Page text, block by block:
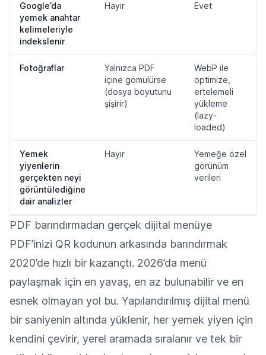
Google’da
yemek anahtar
kelimeleriyle
indekslenir
Hayır Evet
Fotoğraflar
Yalnızca PDF
içine gömülürse
(dosya boyutunu
şişirir)
WebP ile
optimize,
ertelemeli
yükleme
(lazy-
loaded)
Yemek
yiyenlerin
gerçekten neyi
görüntülediğine
dair analizler
Hayır
Yemeğe özel
görünüm
verileri
PDF barındırmadan gerçek dijital menüye
PDF’inizi QR kodunun arkasında barındırmak
2020’de hızlı bir kazançtı. 2026’da menü
paylaşmak için en yavaş, en az bulunabilir ve en
esnek olmayan yol bu. Yapılandırılmış dijital menü
bir saniyenin altında yüklenir, her yemek yiyen için
kendini çevirir, yerel aramada sıralanır ve tek bir